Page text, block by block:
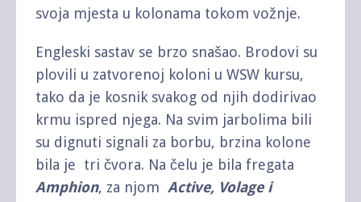
svoja mjesta u kolonama tokom vožnje.
Engleski sastav se brzo snašao. Brodovi su
plovili u zatvorenoj koloni u WSW kursu,
tako da je kosnik svakog od njih dodirivao
krmu ispred njega. Na svim jarbolima bili
su dignuti signali za borbu, brzina kolone
bila je tri čvora. Na čelu je bila fregata
Amphion, za njom Active, Volage i